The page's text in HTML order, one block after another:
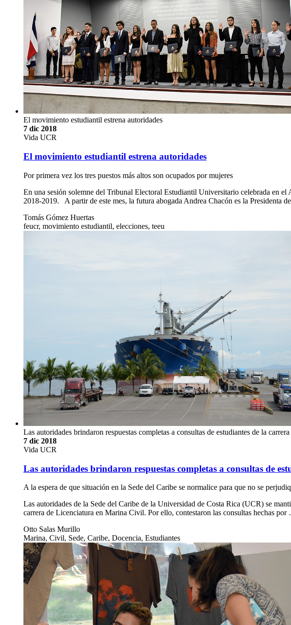
El movimiento estudiantil estrena autoridades
7 dic 2018
Vida UCR
El movimiento estudiantil estrena autoridades
Por primera vez los tres puestos más altos son ocupados por mujeres
En una sesión solemne del Tribunal Electoral Estudiantil Universitario celebrada en
2018-2019. A partir de este mes, la futura abogada Andrea Chacón es la Presidenta
Tomás Gómez Huertas
feucr, movimiento estudiantil, elecciones, teeu
Las autoridades brindaron respuestas completas a consultas de estudiantes de la
7 dic 2018
Vida UCR
Las autoridades brindaron respuestas completas a consultas de
A la espera de que situación en la Sede del Caribe se normalice para que no se
Las autoridades de la Sede del Caribe de la Universidad de Costa Rica (UCR) se
carrera de Licenciatura en Marina Civil. Por ello, contestaron las consultas hechas
Otto Salas Murillo
Marina, Civil, Sede, Caribe, Docencia, Estudiantes